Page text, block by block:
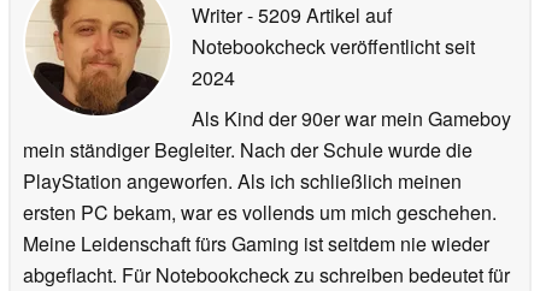
Writer- 5209 Artikel auf
Notebookcheck veröffentlichtseit
2024
Als Kind der 90er war mein Gameboy
mein ständiger Begleiter. Nach der Schule wurde die
PlayStation angeworfen. Als ich schließlich meinen
ersten PC bekam, war es vollends um mich geschehen.
Meine Leidenschaft fürs Gaming ist seitdem nie wieder
abgeflacht. Für Notebookcheck zu schreiben bedeutet für